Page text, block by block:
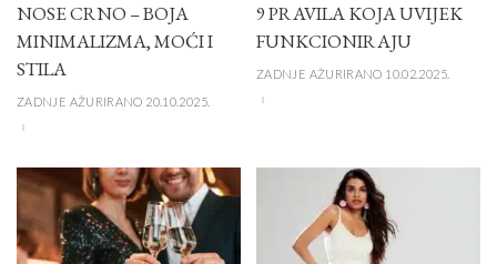
NOSE CRNO – BOJA
MINIMALIZMA, MOĆI I
STILA
ZADNJE AŽURIRANO 20.10.2025.
9 PRAVILA KOJA UVIJEK
FUNKCIONIRAJU
ZADNJE AŽURIRANO 10.02.2025.